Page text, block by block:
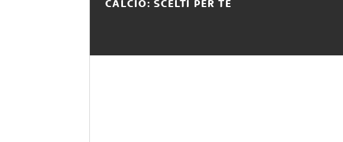
CALCIO: SCELTI PER TE